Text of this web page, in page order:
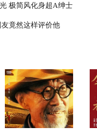
极简风化身超A绅士
竟然这样评价他